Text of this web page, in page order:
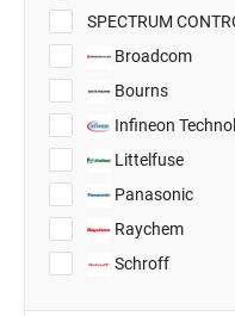
SPECTRUM
Broadcom
Bourns
Infineon
Littelfuse
Panasonic
Raychem
Schroff